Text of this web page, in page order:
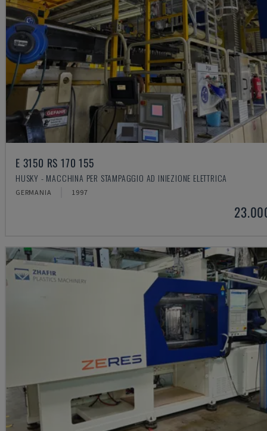
E 3150 RS 170 155
HUSKY - MACCHINA PER STAMPAGGIO AD INIEZIONE ELETTRICA
GERMANIA 1997